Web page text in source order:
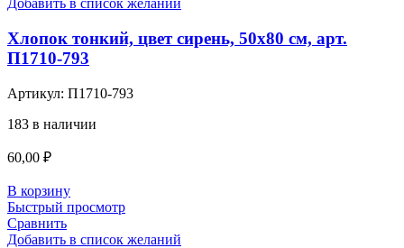
Добавить в список желаний
Хлопок тонкий, цвет сирень, 50х80 см, арт.
П1710-793
Артикул: П1710-793
183 в наличии
60,00 ₽
В корзину
Быстрый просмотр
Сравнить
Добавить в список желаний